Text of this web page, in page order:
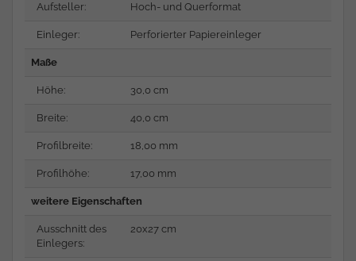
Aufsteller: Hoch- und Querformat
Einleger: Perforierter Papiereinleger
Maße
Höhe: 30,0 cm
Breite: 40,0 cm
Profilbreite: 18,00 mm
Profilhöhe: 17,00 mm
weitere Eigenschaften
Ausschnitt des
Einlegers:
20x27 cm